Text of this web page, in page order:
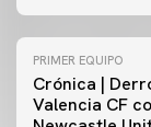
PRIMER EQUIPO
Crónica |
Valencia CF